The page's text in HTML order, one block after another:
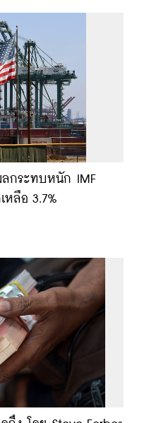
ลกระทบหนัก IMF
หลือ 3.7%